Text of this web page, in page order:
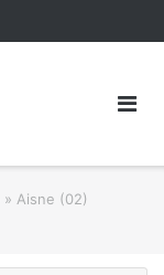
» Aisne (02)